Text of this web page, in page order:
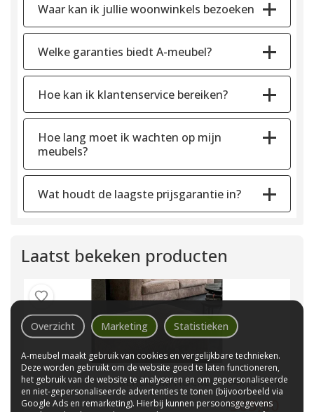
Waar kan ik jullie woonwinkels bezoeken
Welke garanties biedt A-meubel?
Hoe kan ik klantenservice bereiken?
Hoe lang moet ik wachten op mijn
meubels?
Wat houdt de laagste prijsgarantie in?
Laatst bekeken producten
BERLICUM HOCKER 104X104CM
305,00
Overzicht Marketing Statistieken
A-meubel maakt gebruik van cookies en vergelijkbare technieken.
Deze worden gebruikt om de website goed te laten functioneren,
het gebruik van de website te analyseren en om gepersonaliseerde
en niet-gepersonaliseerde advertenties te tonen (bijvoorbeeld via
Google Ads en remarketing). Hierbij kunnen persoonsgegevens